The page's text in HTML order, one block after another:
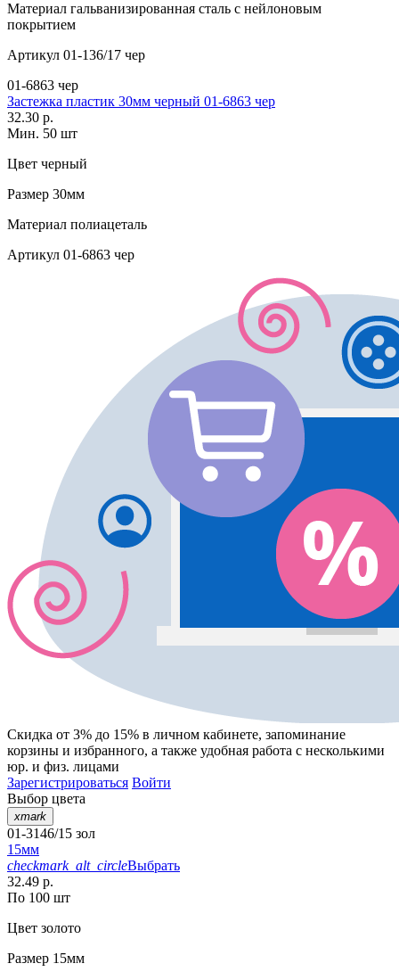
Материал гальванизированная сталь с нейлоновым
покрытием
Артикул 01-136/17 чер
01-6863 чер
Застежка пластик 30мм черный 01-6863 чер
32.30 р.
Мин. 50 шт
Цвет черный
Размер 30мм
Материал полиацеталь
Артикул 01-6863 чер
Скидка от 3% до 15% в личном кабинете, запоминание
корзины и избранного, а также удобная работа с несколькими
юр. и физ. лицами
Зарегистрироваться Войти
Выбор цвета
xmark
01-3146/15 зол
15мм
checkmark_alt_circleВыбрать
32.49 р.
По 100 шт
Цвет золото
Размер 15мм